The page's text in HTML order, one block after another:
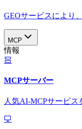
GEOサービスにより
MCP
情報
MCPサーバー
人気AI-MCPサービ